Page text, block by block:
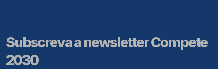
Subscreva a newsletter Compete
2030